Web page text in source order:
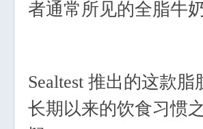
者通常所见的全脂牛
Sealtest 推出的这款
长期以来的饮食习惯